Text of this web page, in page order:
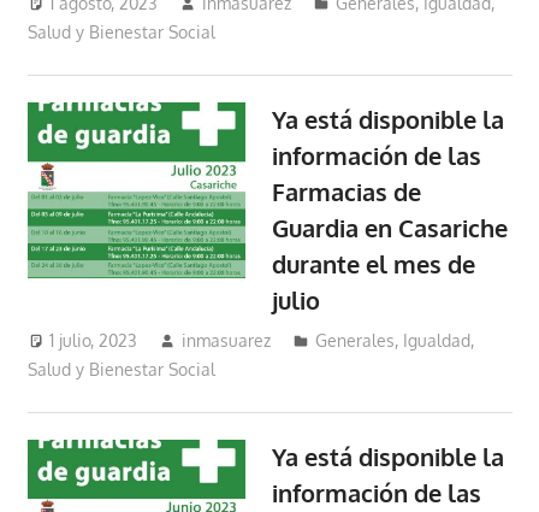
Salud y Bienestar Social
Ya está disponible la
información de las
Farmacias de
Guardia en Casariche
durante el mes de
julio
1 julio, 2023 inmasuarez Generales, Igualdad,
Salud y Bienestar Social
Ya está disponible la
información de las